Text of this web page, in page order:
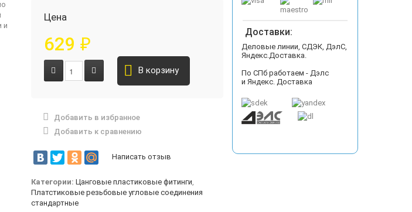
Цена
629 ₽
В корзину
Добавить в избранное
Добавить к сравнению
Написать отзыв
Категории: Цанговые пластиковые фитинги,
Платстиковые резьбовые угловые соединения
стандартные
Доставки:
Деловые линии, СДЭК, ДэлС,
Яндекс.Доставка.
По СПб работаем - Дэлс
и Яндекс. Доставка